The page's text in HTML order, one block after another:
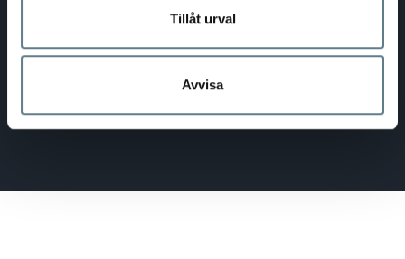
Tillåt urval
Avvisa